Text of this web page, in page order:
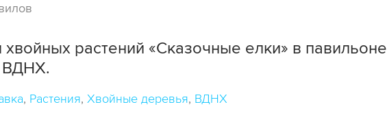
растений «Сказочные елки» в павильоне
ВДНХ.
Растения Хвойные деревья ВДНХ